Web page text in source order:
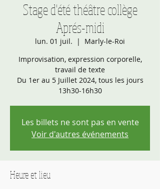
Stage d'été théâtre collège
Aprés-midi
lun. 01 juil.
  |
Marly-le-Roi
Improvisation, expression corporelle,
travail de texte
Du 1er au 5 Juillet 2024, tous les jours
13h30-16h30
Les billets ne sont pas en vente
Voir d'autres événements
Heure et lieu